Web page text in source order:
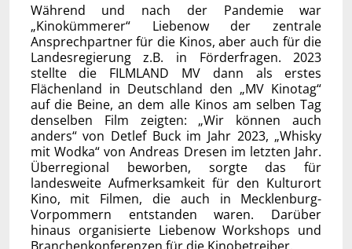
Während und nach der Pandemie war
„Kinokümmerer“ Liebenow der zentrale
Ansprechpartner für die Kinos, aber auch für die
Landesregierung z.B. in Förderfragen. 2023
stellte die FILMLAND MV dann als erstes
Flächenland in Deutschland den „MV Kinotag“
auf die Beine, an dem alle Kinos am selben Tag
denselben Film zeigten: „Wir können auch
anders“ von Detlef Buck im Jahr 2023, „Whisky
mit Wodka“ von Andreas Dresen im letzten Jahr.
Überregional beworben, sorgte das für
landesweite Aufmerksamkeit für den Kulturort
Kino, mit Filmen, die auch in Mecklenburg-
Vorpommern entstanden waren. Darüber
hinaus organisierte Liebenow Workshops und